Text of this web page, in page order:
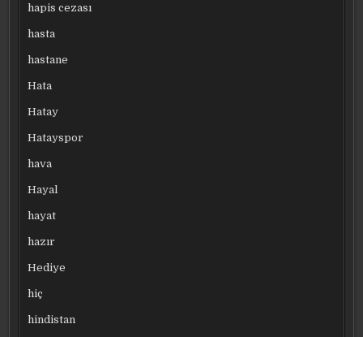
hapis cezası
hasta
hastane
Hata
Hatay
Hatayspor
hava
Hayal
hayat
hazır
Hediye
hiç
hindistan